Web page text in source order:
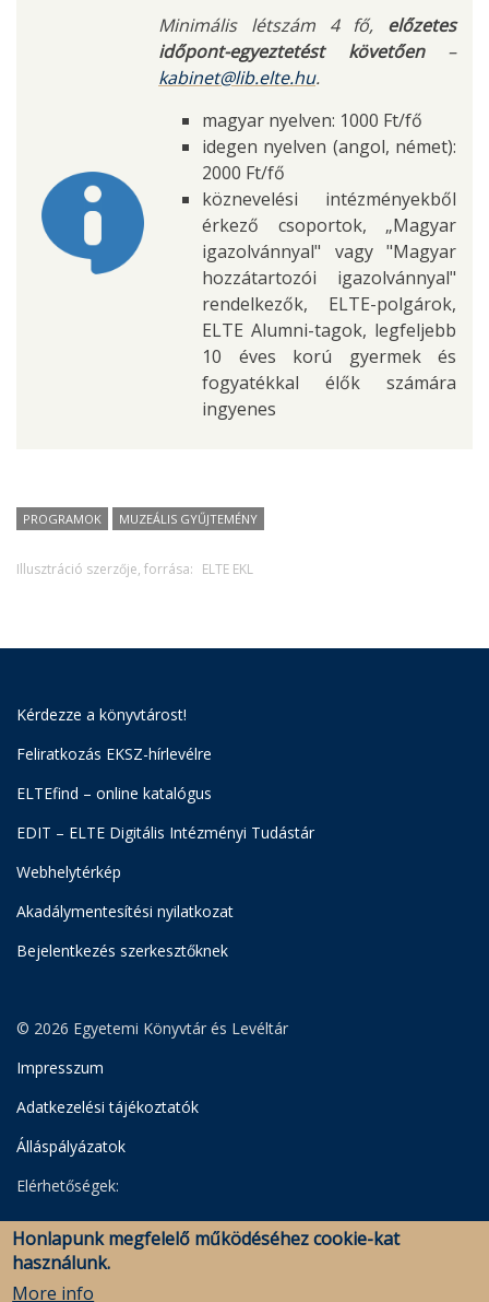
Minimális létszám 4 fő, előzetes
időpont-egyeztetést követően–
kabinet@lib.elte.hu.
magyar nyelven: 1000 Ft/fő
idegen nyelven (angol, német):
2000 Ft/fő
köznevelési intézményekből
érkező csoportok, „Magyar
igazolvánnyal" vagy "Magyar
hozzátartozói igazolvánnyal"
rendelkezők, ELTE-polgárok,
ELTE Alumni-tagok, legfeljebb
10 éves korú gyermek és
fogyatékkal élők számára
ingyenes
PROGRAMOK MUZEÁLIS GYŰJTEMÉNY
Illusztráció szerzője, forrása: ELTE EKL
Kérdezze a könyvtárost!
Feliratkozás EKSZ-hírlevélre
ELTEfind – online katalógus
EDIT – ELTE Digitális Intézményi Tudástár
Webhelytérkép
Akadálymentesítési nyilatkozat
Bejelentkezés szerkesztőknek
© 2026 Egyetemi Könyvtár és Levéltár
Impresszum
Adatkezelési tájékoztatók
Álláspályázatok
Elérhetőségek:
Egyetemi Könyvtár
Levéltár
Savaria Könyvtár és Levéltár (Szombathely)
Honlapunk megfelelő működéséhez cookie-kat
használunk.
More info